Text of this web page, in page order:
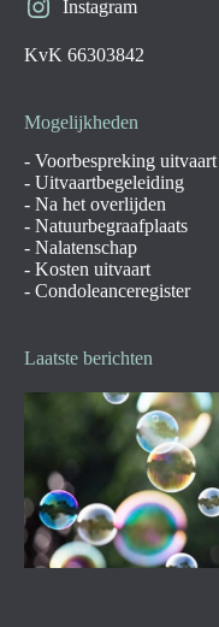
Instagram
KvK 66303842
Mogelijkheden
- Voorbespreking uitvaart
- Uitvaartbegeleiding
- Na het overlijden
- Natuurbegraafplaats
- Nalatenschap
- Kosten uitvaart
- Condoleanceregister
Laatste berichten